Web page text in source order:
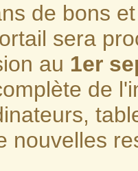
de bons
sera
au 1er
de
nouvelles